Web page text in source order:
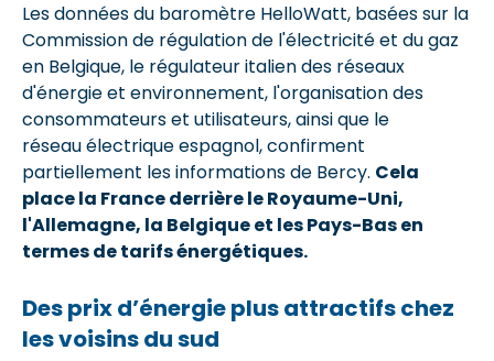
Les données du baromètre HelloWatt, basées sur la
Commission de régulation de l'électricité et du gaz
en Belgique, le régulateur italien des réseaux
d'énergie et environnement, l'organisation des
consommateurs et utilisateurs, ainsi que le
réseau électrique espagnol, confirment
partiellement les informations de Bercy. Cela
place la France derrière le Royaume-Uni,
l'Allemagne, la Belgique et les Pays-Bas en
termes de tarifs énergétiques.
Des prix d’énergie plus attractifs chez
les voisins du sud